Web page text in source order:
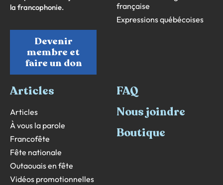
la francophonie.
Devenir
membre et
faire un don
française
Expressions québécoises
Articles
Articles
À vous la parole
Francofête
Fête nationale
Outaouais en fête
Vidéos promotionnelles
FAQ
Nous joindre
Boutique